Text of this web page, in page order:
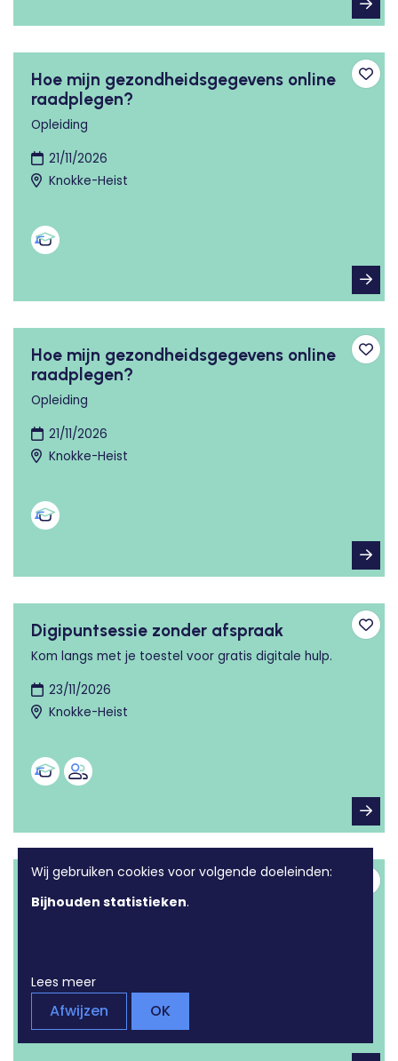
Hoe mijn gezondheidsgegevens online
raadplegen?
Opleiding
21/11/2026
Knokke-Heist
Hoe mijn gezondheidsgegevens online
raadplegen?
Opleiding
21/11/2026
Knokke-Heist
Digipuntsessie zonder afspraak
Kom langs met je toestel voor gratis digitale hulp.
23/11/2026
Knokke-Heist
Digipuntsessie zonder afspraak
Kom langs met je toestel voor gratis digitale hulp.
Wij gebruiken cookies voor volgende doeleinden:
Bijhouden statistieken.
Lees meer
Afwijzen OK